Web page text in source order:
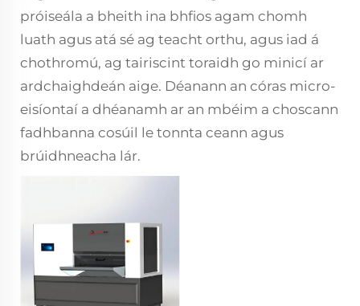
próiseála a bheith ina bhfios agam chomh
luath agus atá sé ag teacht orthu, agus iad á
chothromú, ag tairiscint toraidh go minicí ar
ardchaighdeán aige. Déanann an córas micro-
eisíontaí a dhéanamh ar an mbéim a choscann
fadhbanna cosúil le tonnta ceann agus
brúidhneacha lár.